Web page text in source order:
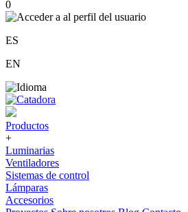
0
ES
EN
Productos
+
Luminarias
Ventiladores
Sistemas de control
Lámparas
Accesorios